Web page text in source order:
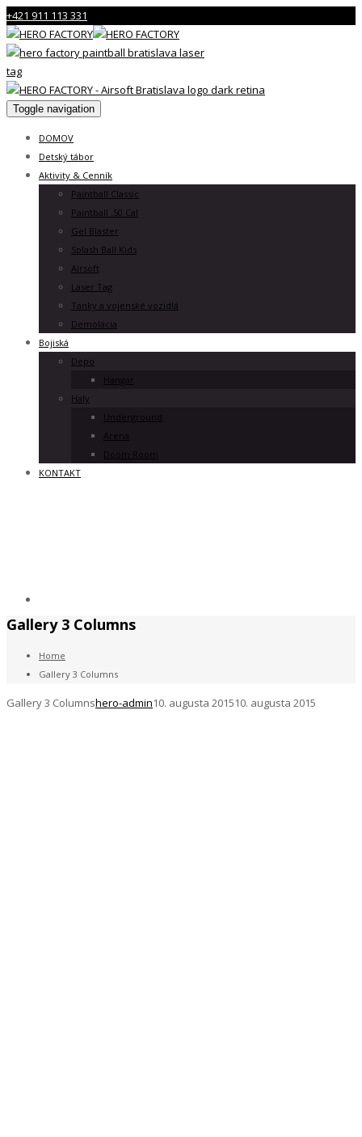
+421 911 113 331
Toggle navigation
DOMOV
Detský tábor
Aktivity & Cenník
Paintball Classic
Paintball .50 Cal
Gel Blaster
Splash Ball Kids
Airsoft
Laser Tag
Tanky a vojenské vozidlá
Demolácia
Bojiská
Depo
Hangar
Haly
Underground
Arena
Doom Room
KONTAKT
Gallery 3 Columns
Home
Gallery 3 Columns
Gallery 3 Columnshero-admin10. augusta 201510. augusta 2015